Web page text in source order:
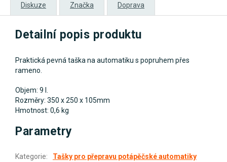
Diskuze Značka Doprava
Detailní popis produktu
Praktická pevná taška na automatiku s popruhem přes
rameno.
Objem: 9 l.
Rozměry: 350 x 250 x 105mm
Hmotnost: 0,6 kg
Parametry
Kategorie:
Tašky pro přepravu potápěčské automatiky